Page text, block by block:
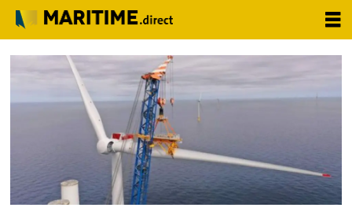
Tag:
carbon